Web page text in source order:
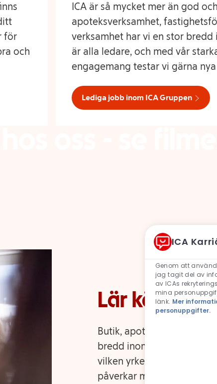
för
och
ICA är så mycket mer än god
apoteksverksamhet,
verksamhet har vi en stor bredd
är alla ledare, och med vår
engagemang testar vi gärna
Lediga jobb inom ICA Gruppen
Lär känna
Butik, apotek, bank och
bredd inom ICA. Men
vilken yrkesroll du tar, är
påverkar människors liv
Genom att
jag tagit del av
av ICAs
mina
länk. Mer
personuppgifter.